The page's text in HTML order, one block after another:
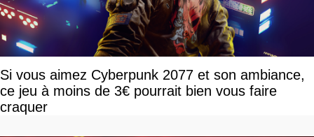
Si vous aimez Cyberpunk 2077 et son ambiance,
ce jeu à moins de 3€ pourrait bien vous faire
craquer